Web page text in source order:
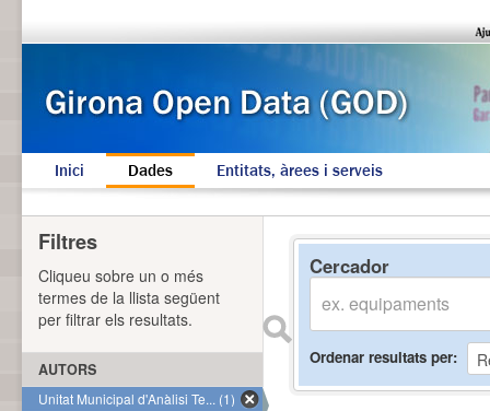
Inici Dades Entitats, àrees i serveis
Cercador
Ordenar resultats per
Filtres
Cliqueu sobre un o més
termes de la llista següent
per filtrar els resultats.
AUTORS
Unitat Municipal d'Anàlisi Te... (1)